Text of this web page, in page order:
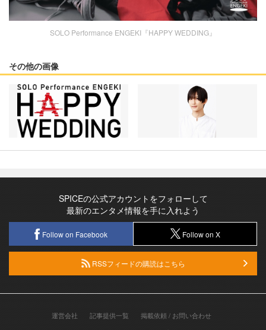
SOLO Performance ENGEKI『HAPPY WEDDING』
その他の画像
SPICEの公式アカウントをフォローして
最新のエンタメ情報を手に入れよう
Follow on Facebook Follow on X
RSSフィードの購読はこちら
運営会社 記事提供一覧
掲載依頼 / お問い合わせ